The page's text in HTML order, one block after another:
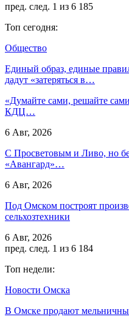
пред. след. 1 из 6 185
Топ сегодня:
Общество
Единый образ, единые
дадут «затеряться в…
«Думайте сами, решайте
КДЦ…
6 Авг, 2026
С Просветовым и Ливо, но
«Авангард»…
6 Авг, 2026
Под Омском построят
сельхозтехники
6 Авг, 2026
пред. след. 1 из 6 184
Топ недели:
Новости Омска
В Омске продают